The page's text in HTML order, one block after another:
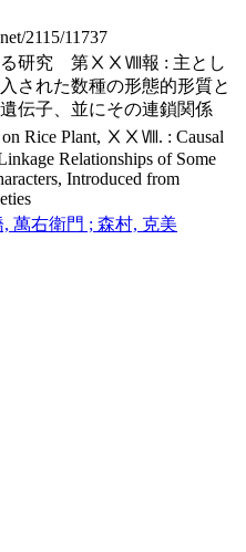
2115/11737
る研究 第ⅩⅩⅧ報 : 主とし
された数種の形態的形質と
伝子、並にその連鎖関係
on Rice Plant, ⅩⅩⅧ. : Causal
Relationships of Some
Introduced from
萬右衛門 ; 森村, 克美